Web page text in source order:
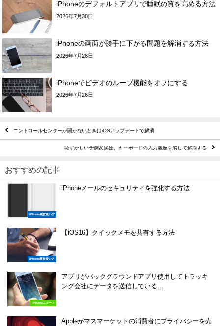
iPhoneのデフォルトアプリで睡眠の質を高める方法
2026年7月30日
iPhoneの画面が勝手に下がる問題を解消する方法
2026年7月28日
iPhoneでビデオのループ機能をオフにする
2026年7月26日
コントロールセンターが開かないときはiOSアップデートで解消
恥ずかしい予測変換は、キーボードの入力履歴を消して解消する
おすすめの記事
iPhone裏技使い方
iPhoneメールのセキュリティを強化する方法
iPhone裏技使い方
【iOS16】クイックメモを共有する方法
iPhoneニュース
アプリがバックグラウンドアプリ使用してトラッキ
ング会社にデータを送信している…
Appleがマスマーケットの消費者にプライバシーを売